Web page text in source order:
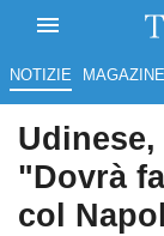
NOTIZIE MAGAZINE
"Dovrà
col